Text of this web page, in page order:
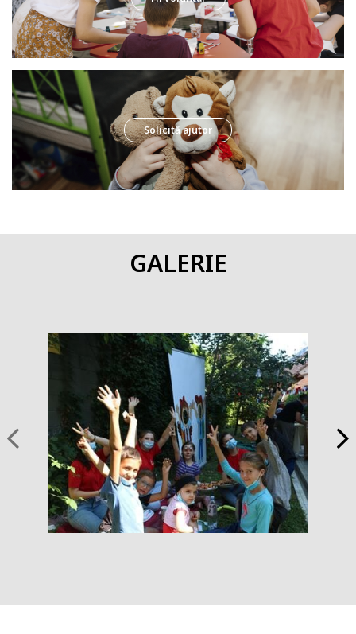
Să ajuți pe cei nevoiași și să faci o faptă bună;
Să dai dovadă de inițiativă și să organizezi proiectul;
Să îți arăți abilitățile și oportunități de a-ți practica hobby-
ul;
Să înveți lucruri noi de la o echipă competentă;
Să îți construiești un portofoliu pentru universitate sau
muncă.
Să cunoști oameni noi;
Ce sarcini au voluntarii?
Voluntar Social- Participarea la evenimente caritabile, evenimente
locuiești Sortarea donațiilor, pregătirea acestora pentru predare
personală în mâinile beneficiarilor
psihologic. Organizarea unei tabere de vară pentru copiii din centrele
Caritas Moldova
Voluntar PR & Design- Traduceri: engleza - romana engleză - rusă
rusă - română. Design layout tipărit (flyere, broșuri, ziar
Caritas). Design post pentru rețelele sociale, scriere de
articole. Asistență în promovarea socială pe rețele media: Facebook,
Instagram
Înscrie-te ACUM!
1. Completează online formularul
2. Primește o invitație la o întîlnire pentru a face cunoștință
Voluntarii CARITAS MOLDOVA : poziție de cetățean activ,
Solicită ajutor
GALERIE